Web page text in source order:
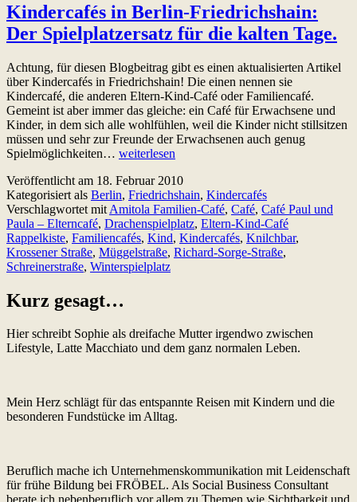
Kindercafés in Berlin-Friedrichshain:
Der Spielplatzersatz für die kalten Tage.
Achtung, für diesen Blogbeitrag gibt es einen aktualisierten Artikel
über Kindercafés in Friedrichshain! Die einen nennen sie
Kindercafé, die anderen Eltern-Kind-Café oder Familiencafé.
Gemeint ist aber immer das gleiche: ein Café für Erwachsene und
Kinder, in dem sich alle wohlfühlen, weil die Kinder nicht stillsitzen
müssen und sehr zur Freunde der Erwachsenen auch genug
Spielmöglichkeiten… Kindercafés
Berlin-
Friedrichshain:
Der
Spielplatzersatz
für
die
kalten
weiterlesen
Veröffentlicht am 18. Februar 2010
Kategorisiert als Berlin, Friedrichshain, Kindercafés
Verschlagwortet mit Amitola Familien-Café, Café, Café Paul und
Paula – Elterncafé, Drachenspielplatz, Eltern-Kind-Café
Rappelkiste, Familiencafés, Kind, Kindercafés, Knilchbar,
Krossener Straße, Müggelstraße, Richard-Sorge-Straße,
Schreinerstraße, Winterspielplatz
Kurz gesagt…
Hier schreibt Sophie als dreifache Mutter irgendwo zwischen
Lifestyle, Latte Macchiato und dem ganz normalen Leben.
Mein Herz schlägt für das entspannte Reisen mit Kindern und die
besonderen Fundstücke im Alltag.
Beruflich mache ich Unternehmenskommunikation mit Leidenschaft
für frühe Bildung bei FRÖBEL. Als Social Business Consultant